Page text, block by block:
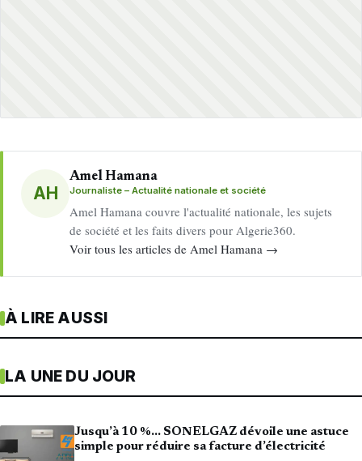
AH
Amel Hamana
Journaliste – Actualité nationale et société
Amel Hamana couvre l'actualité nationale, les sujets
de société et les faits divers pour Algerie360.
Voir tous les articles de Amel Hamana →
À LIRE AUSSI
LA UNE DU JOUR
Jusqu’à 10 %… SONELGAZ dévoile une astuce
simple pour réduire sa facture d’électricité